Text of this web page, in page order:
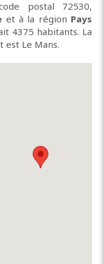
postal 72530,
et à la région Pays
4375 habitants. La
Le Mans.